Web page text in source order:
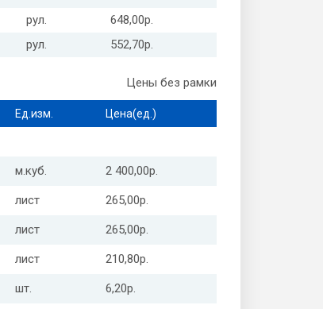
рул.
648,00р.
рул. 552,70р.
Цены без рамки
Ед.изм. Цена(ед.)
м.куб. 2 400,00р.
лист 265,00р.
лист 265,00р.
лист 210,80р.
шт. 6,20р.